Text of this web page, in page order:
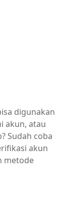
digunakan
akun, atau
Sudah coba
akun
metode